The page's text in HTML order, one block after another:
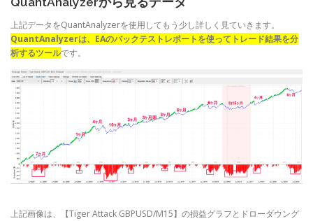
上記データをQuantAnalyzerを使用してもう少し詳しく見ていきます。
QuantAnalyzerは、EAのバックテストレポートを使ってトレード結果を分
析するツールです。
上記画像は、【Tiger Attack GBPUSD/M15】の損益グラフとドローダウング